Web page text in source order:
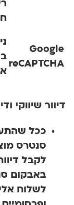
שיווקי
ככל
סנטרס
לקבל דיוור
באבקום
לשלוח אליך